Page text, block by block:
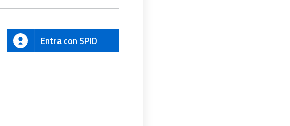
Entra con SPID